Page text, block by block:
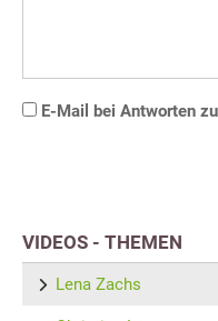
E-Mail bei Antworten
VIDEOS - THEMEN
Lena Zachs